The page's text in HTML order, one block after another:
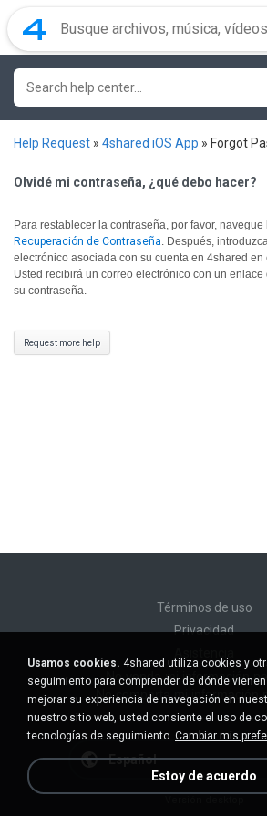
Help Request » 4shared iOS App » Forgot
Olvidé mi contraseña, ¿qué debo hacer?
Para restablecer la contraseña, por favor, navegue
Recuperación de Contraseña. Después,
electrónico asociada con su cuenta en 4shared
Usted recibirá un correo electrónico con un
su contraseña.
Request more help
Términos de uso
Privacidad
No venda mi información
No comparta mi información
Español
Usamos cookies. 4shared utiliza cookies y
seguimiento para comprender de dónde
mejorar su experiencia de navegación en
nuestro sitio web, usted consiente el uso de
tecnologías de seguimiento. Cambiar mis
Estoy de acuerdo